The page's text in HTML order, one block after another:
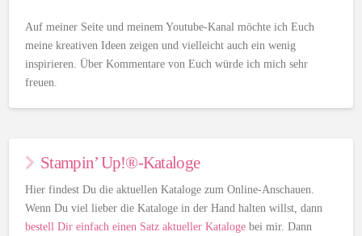
Auf meiner Seite und meinem Youtube-Kanal möchte ich Euch
meine kreativen Ideen zeigen und vielleicht auch ein wenig
inspirieren. Über Kommentare von Euch würde ich mich sehr
freuen.
Stampin’ Up!®-Kataloge
Hier findest Du die aktuellen Kataloge zum Online-Anschauen.
Wenn Du viel lieber die Kataloge in der Hand halten willst, dann
bestell Dir einfach einen Satz aktueller Kataloge bei mir. Dann